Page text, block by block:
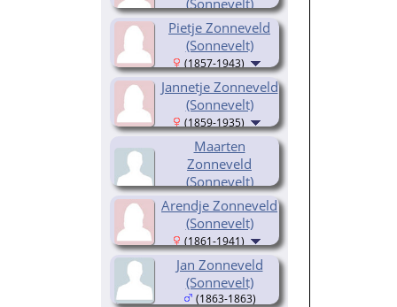
(1856-1928)
Pietje Zonneveld
(Sonnevelt)
(1857-1943)
Jannetje Zonneveld
(Sonnevelt)
(1859-1935)
Maarten
Zonneveld
(Sonnevelt)
(1860-1861)
Arendje Zonneveld
(Sonnevelt)
(1861-1941)
Jan Zonneveld
(Sonnevelt)
(1863-1863)